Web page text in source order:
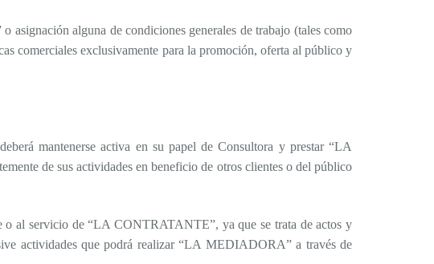
alguna de condiciones generales de trabajo (tales como
comerciales exclusivamente para la promoción, oferta al público y
mantenerse activa en su papel de Consultora y prestar “LA
de sus actividades en beneficio de otros clientes o del público
o al servicio de “LA CONTRATANTE”, ya que se trata de actos y
actividades que podrá realizar “LA MEDIADORA” a través de